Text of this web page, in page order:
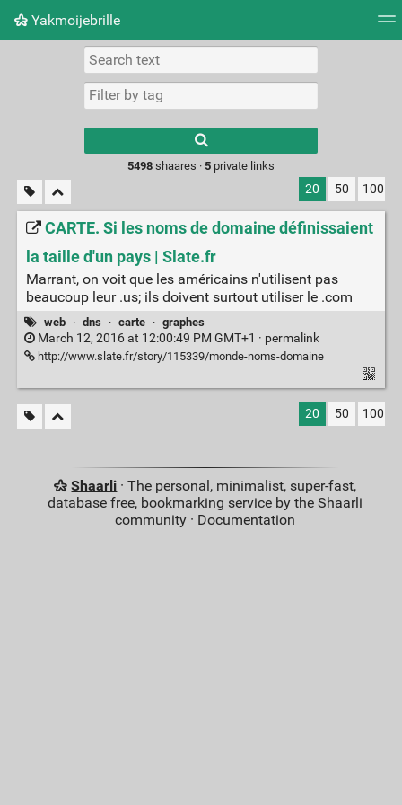
Yakmoijebrille
Picture wall
results.
5498shaares · 5private links
20 50 100
CARTE. Si les noms de domaine définissaient
la taille d'un pays | Slate.fr
Marrant, on voit que les américains n'utilisent pas
beaucoup leur .us; ils doivent surtout utiliser le .com
web · dns · carte · graphes
March 12, 2016 at 12:00:49 PM GMT+1 · permalink
http://www.slate.fr/story/115339/monde-noms-domaine
20 50 100
Shaarli · The personal, minimalist, super-fast,
database free, bookmarking service by the Shaarli
community · Documentation